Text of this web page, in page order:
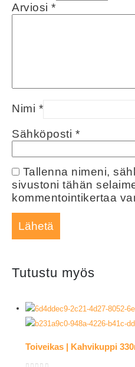
Arviosi *
Nimi *
Sähköposti *
Tallenna nimeni,
sivustoni tähän
kommentointikertaa
Tutustu myös
Toiveikas | Kahvikuppi